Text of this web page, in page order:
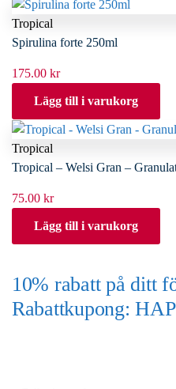
Tropical
Spirulina forte 250ml
175.00 kr
Lägg till i varukorg
Tropical
Tropical – Welsi Gran –
75.00 kr
Lägg till i varukorg
10% rabatt på ditt
Rabattkupong: